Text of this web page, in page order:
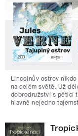
Lincolnův ostrov
na celém světě. Už
dobrodružství s pěticí
hlavně nejedno